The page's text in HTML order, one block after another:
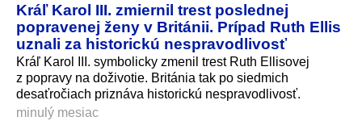
Kráľ Karol III. zmiernil trest poslednej
popravenej ženy v Británii. Prípad Ruth Ellis
uznali za historickú nespravodlivosť
Kráľ Karol III. symbolicky zmenil trest Ruth Ellisovej
z popravy na doživotie. Británia tak po siedmich
desaťročiach priznáva historickú nespravodlivosť.
minulý mesiac